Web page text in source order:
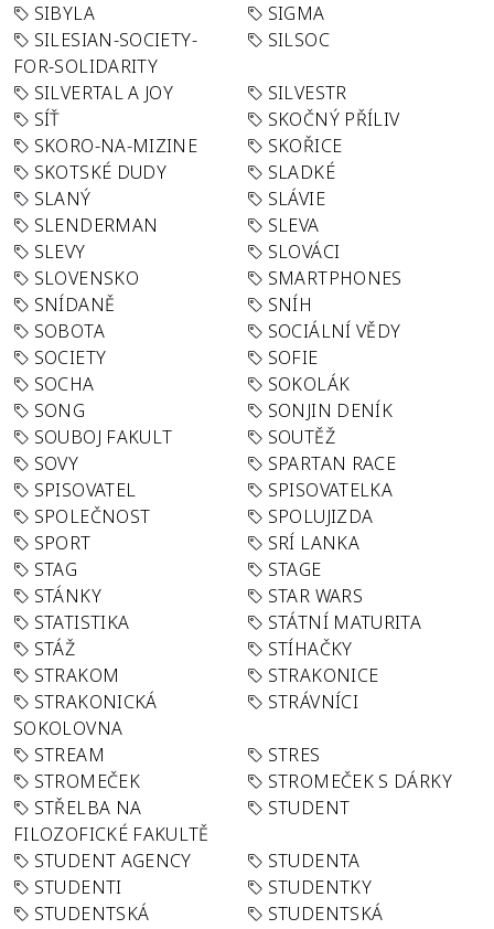
SIBYLA
SIGMA
SILESIAN-SOCIETY-
FOR-SOLIDARITY
SILSOC
SILVERTAL A JOY
SILVESTR
SÍŤ
SKOČNÝ PŘÍLIV
SKORO-NA-MIZINE
SKOŘICE
SKOTSKÉ DUDY
SLADKÉ
SLANÝ
SLÁVIE
SLENDERMAN
SLEVA
SLEVY
SLOVÁCI
SLOVENSKO
SMARTPHONES
SNÍDANĚ
SNÍH
SOBOTA
SOCIÁLNÍ VĚDY
SOCIETY
SOFIE
SOCHA
SOKOLÁK
SONG
SONJIN DENÍK
SOUBOJ FAKULT
SOUTĚŽ
SOVY
SPARTAN RACE
SPISOVATEL
SPISOVATELKA
SPOLEČNOST
SPOLUJIZDA
SPORT
SRÍ LANKA
STAG
STAGE
STÁNKY
STAR WARS
STATISTIKA
STÁTNÍ MATURITA
STÁŽ
STÍHAČKY
STRAKOM
STRAKONICE
STRAKONICKÁ
SOKOLOVNA
STRÁVNÍCI
STREAM
STRES
STROMEČEK
STROMEČEK S DÁRKY
STŘELBA NA
FILOZOFICKÉ FAKULTĚ
STUDENT
STUDENT AGENCY
STUDENTA
STUDENTI
STUDENTKY
STUDENTSKÁ
STUDENTSKÁ